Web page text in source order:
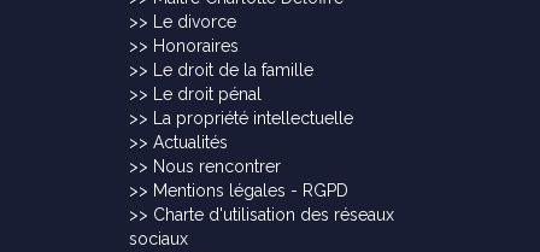
>>
Le divorce
>> Honoraires
>>
Le droit de la famille
>>
Le droit pénal
>>
La propriété intellectuelle
>> Actualités
>> Nous rencontrer
>> Mentions légales - RGPD
>> Charte d'utilisation des réseaux
sociaux